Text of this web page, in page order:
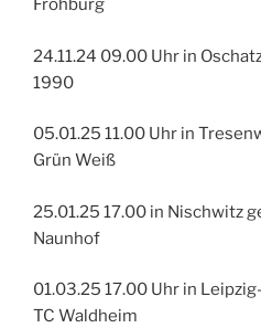
Frohburg
24.11.24 09.00 Uhr in
1990
05.01.25 11.00 Uhr in
Grün Weiß
25.01.25 17.00 in Nischwitz
Naunhof
01.03.25 17.00 Uhr in
TC Waldheim